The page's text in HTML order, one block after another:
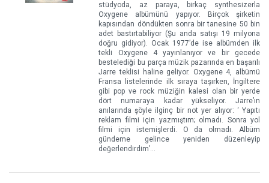
stüdyoda, az paraya, birkaç synthesizerla
Oxygene albümünü yapıyor. Birçok şirketin
kapısından döndükten sonra bir tanesine 50 bin
adet bastırtabiliyor (Şu anda satışı 19 milyona
doğru gidiyor). Ocak 1977’de ise albümden ilk
tekli Oxygene 4 yayınlanıyor ve bir gecede
bestelediği bu parça müzik pazarında en başarılı
Jarre teklisi haline geliyor. Oxygene 4, albümü
Fransa listelerinde ilk sıraya taşırken, İngiltere
gibi pop ve rock müziğin kalesi olan bir yerde
dört numaraya kadar yükseliyor. Jarre’ın
anılarında şöyle ilginç bir not yer alıyor: ‘ Yapıtı
reklam filmi için yazmıştım; olmadı. Sonra yol
filmi için istemişlerdi. O da olmadı. Albüm
gündeme gelince yeniden düzenleyip
değerlendirdim’...